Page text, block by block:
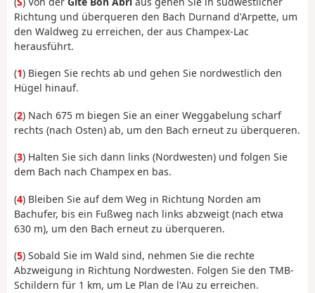
Richtung und überqueren den Bach Durnand d'Arpette, um
den Waldweg zu erreichen, der aus Champex-Lac
herausführt.
(1) Biegen Sie rechts ab und gehen Sie nordwestlich den
Hügel hinauf.
(2) Nach 675 m biegen Sie an einer Weggabelung scharf
rechts (nach Osten) ab, um den Bach erneut zu überqueren.
(3) Halten Sie sich dann links (Nordwesten) und folgen Sie
dem Bach nach Champex en bas.
(4) Bleiben Sie auf dem Weg in Richtung Norden am
Bachufer, bis ein Fußweg nach links abzweigt (nach etwa
630 m), um den Bach erneut zu überqueren.
(5) Sobald Sie im Wald sind, nehmen Sie die rechte
Abzweigung in Richtung Nordwesten. Folgen Sie den TMB-
Schildern für 1 km, um Le Plan de l'Au zu erreichen.